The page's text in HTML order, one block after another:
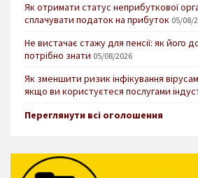
Як отримати статус неприбуткової
сплачувати податок на прибуток 05/08/
Не вистачає стажу для пенсії: як його
потрібно знати 05/08/2026
Як зменшити ризик інфікування
якщо ви користуєтеся послугами
Переглянути всі оголошення